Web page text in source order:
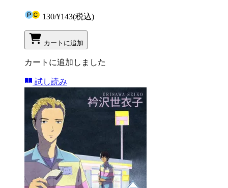
130/¥143(税込)
カートに追加
カートに追加しました
試し読み